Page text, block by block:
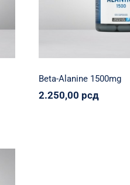
2.250,00
Beta-Alanine 1500mg
2.250,00 рсд